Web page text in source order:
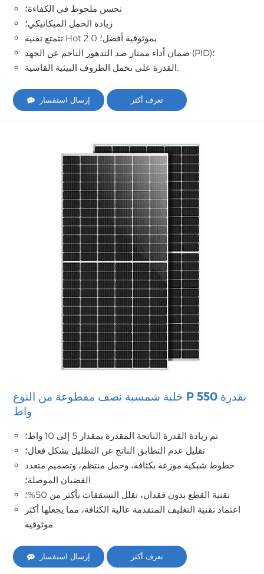
تحسن ملحوظ في الكفاءة؛
زيادة الحمل الميكانيكي؛
تتمتع تقنية Hot 2.0 بموثوقية أفضل؛
ضمان أداء ممتاز ضد التدهور الناجم عن الجهد (PID)؛
القدرة على تحمل الظروف البيئية القاسية.
إرسال استفسار تعرف أكثر
خلية شمسية نصف مقطوعة من النوع P بقدرة 550
واط
تم زيادة القدرة الناتجة المقدرة بمقدار 5 إلى 10 واط؛
تقليل عدم التطابق الناتج عن التظليل بشكل فعال؛
خطوط شبكية موزعة بكثافة، وحمل منتظم، وتصميم متعدد
القضبان الموصلة؛
تقنية القطع بدون فقدان، تقلل التشققات بأكثر من 50%؛
اعتماد تقنية التغليف المتقدمة عالية الكثافة، مما يجعلها أكثر
موثوقية.
إرسال استفسار تعرف أكثر